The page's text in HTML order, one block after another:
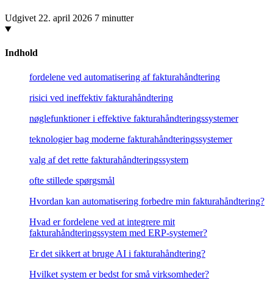
EV-IS
Vis 4 mere
E-faktura infrastruktur
Om løsninger
Viden om e-faktura
FAQ
Mastering KSeF
KSeF Partner
KSeF Report
Om Digiflow
Digiflow til Business Central
Fjernsupport (Mac)
Digiflow login
Priser
Øvrige Downloads
Historie
Presse
Kontakt os
Udgivet 22. april 2026 7 minutter
Indhold
fordelene ved automatisering af fakturahåndtering
risici ved ineffektiv fakturahåndtering
nøglefunktioner i effektive fakturahåndteringssystemer
teknologier bag moderne fakturahåndteringssystemer
valg af det rette fakturahåndteringssystem
ofte stillede spørgsmål
Hvordan kan automatisering forbedre min fakturahåndtering?
Hvad er fordelene ved at integrere mit
fakturahåndteringssystem med ERP-systemer?
Er det sikkert at bruge AI i fakturahåndtering?
Hvilket system er bedst for små virksomheder?